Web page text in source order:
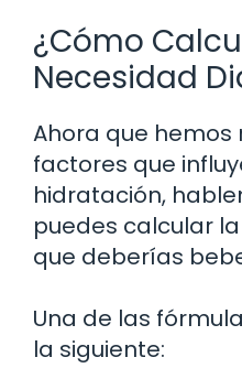
¿Cómo
Necesidad
Ahora que hemos
factores que
hidratación,
puedes calcular
que deberías
Una de las
la siguiente: